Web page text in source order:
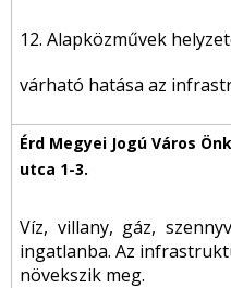
12. Alapközművek
várható hatása az
Víz, villany, gáz,
ingatlanba. Az
növekszik meg.